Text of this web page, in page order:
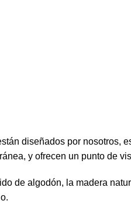
diseñados por nosotros,
y ofrecen un punto de
de algodón, la madera